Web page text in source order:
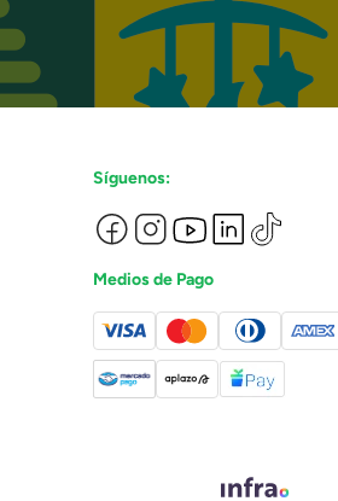
Síguenos:
Medios de Pago